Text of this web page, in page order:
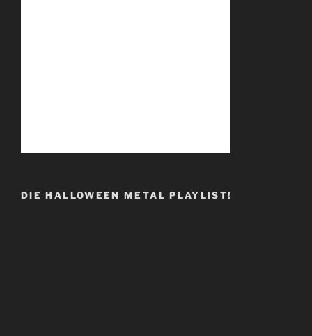
DIE HALLOWEEN METAL PLAYLIST!